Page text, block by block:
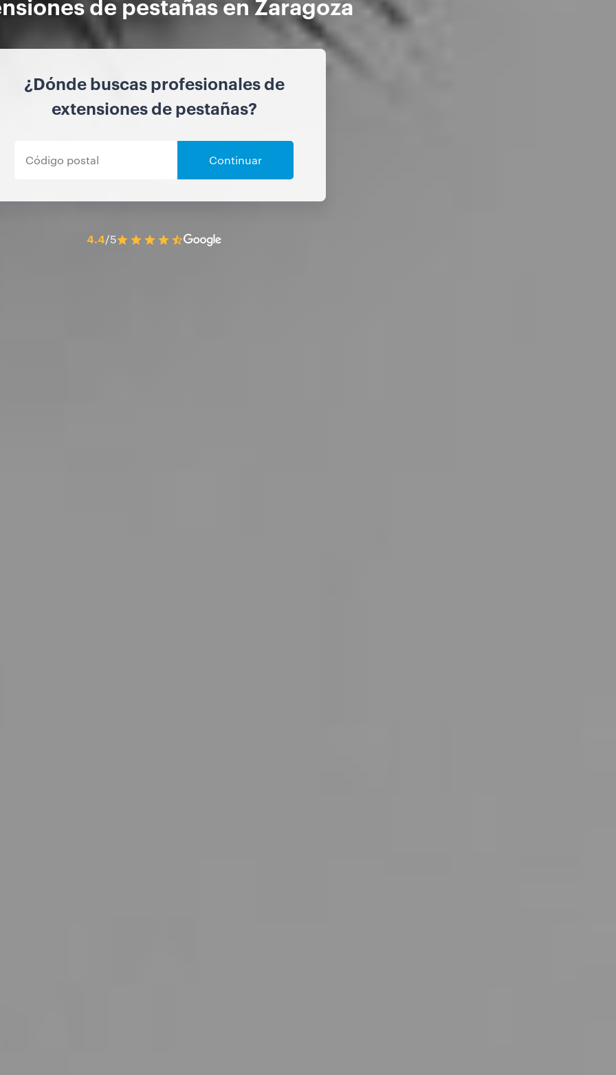
¿Dónde buscas profesionales de
extensiones de pestañas?
Continuar
4.4/5